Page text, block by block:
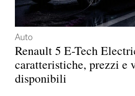
Auto
Renault 5 E-Tech
caratteristiche, prezzi e
disponibili